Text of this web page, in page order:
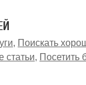
Поискать
статьи
Посетить